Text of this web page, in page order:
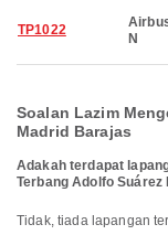
TP1022
N
Soalan Lazim
Madrid Barajas
Adakah terdapat
Terbang Adolfo
Tidak, tiada lapangan